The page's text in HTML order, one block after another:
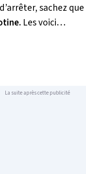
sachez que
Les voici…
La suite après cette publicité